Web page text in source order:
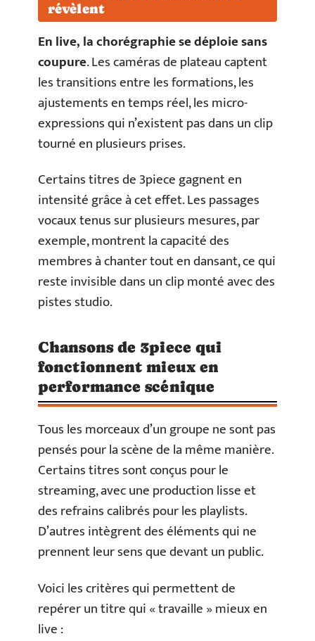
révèlent
En live, la chorégraphie se déploie sans
coupure. Les caméras de plateau captent
les transitions entre les formations, les
ajustements en temps réel, les micro-
expressions qui n’existent pas dans un clip
tourné en plusieurs prises.
Certains titres de 3piece gagnent en
intensité grâce à cet effet. Les passages
vocaux tenus sur plusieurs mesures, par
exemple, montrent la capacité des
membres à chanter tout en dansant, ce qui
reste invisible dans un clip monté avec des
pistes studio.
Chansons de 3piece qui
fonctionnent mieux en
performance scénique
Tous les morceaux d’un groupe ne sont pas
pensés pour la scène de la même manière.
Certains titres sont conçus pour le
streaming, avec une production lisse et
des refrains calibrés pour les playlists.
D’autres intègrent des éléments qui ne
prennent leur sens que devant un public.
Voici les critères qui permettent de
repérer un titre qui « travaille » mieux en
live :